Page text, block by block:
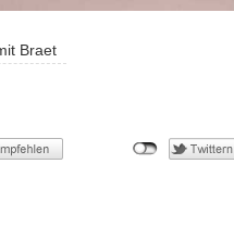
Braet